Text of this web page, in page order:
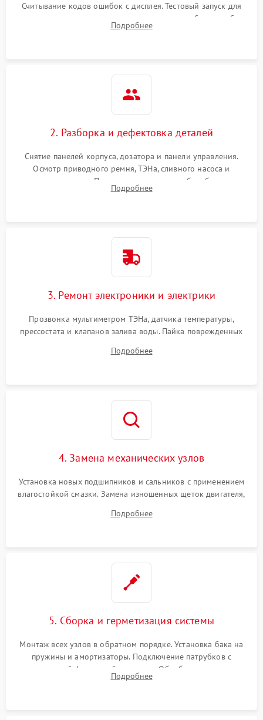
Считывание кодов ошибок с дисплея. Тестовый запуск для
выявления посторонних шумов, протечек или сбоев в работе
электронного модуля управления.
Подробнее
2. Разборка и дефектовка деталей
Снятие панелей корпуса, дозатора и панели управления.
Осмотр приводного ремня, ТЭНа, сливного насоса и
амортизаторов. Проверка подшипников барабана и
крестовины на износ, а манжеты люка на разрывы.
Подробнее
3. Ремонт электроники и электрики
Прозвонка мультиметром ТЭНа, датчика температуры,
прессостата и клапанов залива воды. Пайка поврежденных
Восстановление целостности проводки и контактов.
Подробнее
4. Замена механических узлов
Установка новых подшипников и сальников с применением
влагостойкой смазки. Замена изношенных щеток двигателя,
или поврежденной резиновой манжеты.
Подробнее
5. Сборка и герметизация системы
Монтаж всех узлов в обратном порядке. Установка бака на
пружины и амортизаторы. Подключение патрубков с
надежной фиксацией хомутами. Обработка стыков
герметиком для предотвращения возможных протечек воды.
Подробнее